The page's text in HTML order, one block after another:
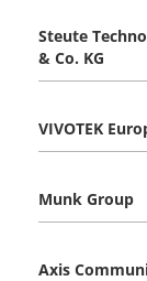
Steute
& Co. KG
VIVOTEK
Munk Group
Axis